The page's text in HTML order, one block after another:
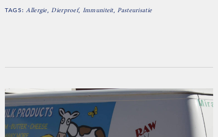
TAGS:Allergie,Dierproef, Immuniteit,Pasteurisatie